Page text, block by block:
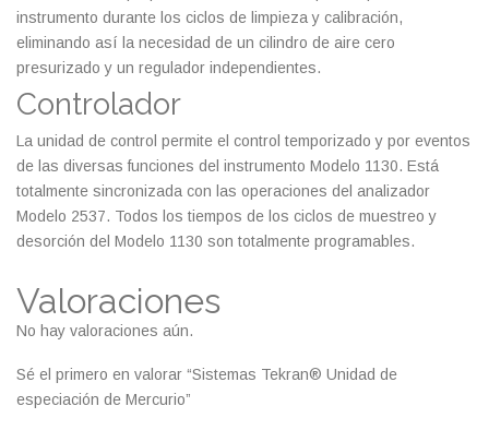
instrumento durante los ciclos de limpieza y calibración,
eliminando así la necesidad de un cilindro de aire cero
presurizado y un regulador independientes.
Controlador
La unidad de control permite el control temporizado y por eventos
de las diversas funciones del instrumento Modelo 1130. Está
totalmente sincronizada con las operaciones del analizador
Modelo 2537. Todos los tiempos de los ciclos de muestreo y
desorción del Modelo 1130 son totalmente programables.
Valoraciones
No hay valoraciones aún.
Sé el primero en valorar “Sistemas Tekran® Unidad de
especiación de Mercurio”